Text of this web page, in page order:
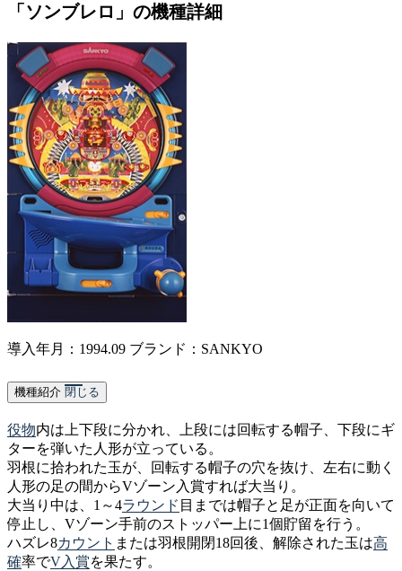
「ソンブレロ」の機種詳細
導入年月：1994.09 ブランド：SANKYO
機種紹介 閉じる
役物内は上下段に分かれ、上段には回転する帽子、下段にギ
ターを弾いた人形が立っている。
羽根に拾われた玉が、回転する帽子の穴を抜け、左右に動く
人形の足の間からVゾーン入賞すれば大当り。
大当り中は、1～4ラウンド 目までは帽子と足が正面を向いて
停止し、Vゾーン手前のストッパー上に1個貯留を行う。
ハズレ8カウント または羽根開閉18回後、解除された玉は高
確率でV入賞を果たす。